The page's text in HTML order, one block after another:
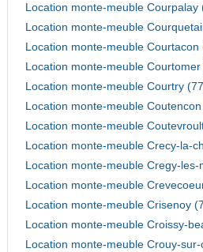
Location monte-meuble Courpalay
Location monte-meuble
Location monte-meuble Courtacon
Location monte-meuble
Location monte-meuble Courtry
Location monte-meuble
Location monte-meuble
Location monte-meuble Crecy-la-
Location monte-meuble Cregy-les-
Location monte-meuble
Location monte-meuble Crisenoy
Location monte-meuble Croissy-
Location monte-meuble Crouy-